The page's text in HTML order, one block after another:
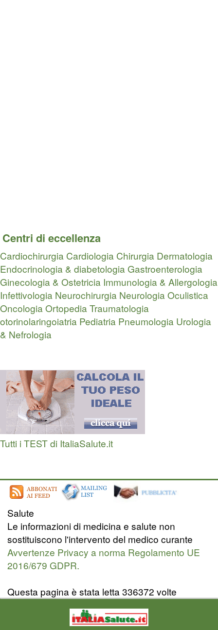
Centri di eccellenza
Cardiochirurgia Cardiologia Chirurgia Dermatologia
Endocrinologia & diabetologia Gastroenterologia
Ginecologia & Ostetricia Immunologia & Allergologia
Infettivologia Neurochirurgia NeurologiaOculistica
OncologiaOrtopedia Traumatologia
otorinolaringoiatria Pediatria Pneumologia Urologia
& Nefrologia
Tutti i TEST di ItaliaSalute.it
Salute
Le informazioni di medicina e salute non
sostituiscono l'intervento del medico curante
Avvertenze Privacy a norma Regolamento UE
2016/679 GDPR.
Questa pagina è stata letta 336372 volte